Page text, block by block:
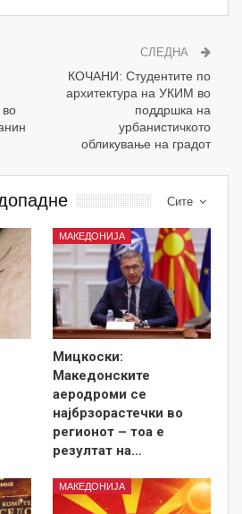
СЛЕДНА
КОЧАНИ: Студентите по
архитектура на УКИМ во
поддршка на
урбанистичкото
обликување на градот
Сите
МАКЕДОНИЈА
Мицкоски:
Македонските
аеродроми се
најбрзорастечки во
регионот – тоа е
резултат на…
МАКЕДОНИЈА